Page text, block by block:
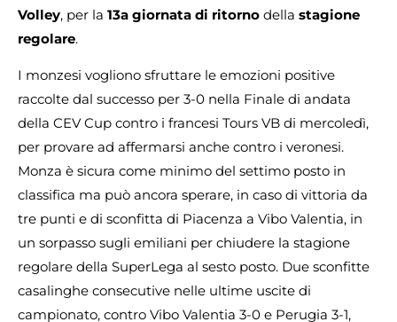
Volley, per la 13a giornata di ritorno della stagione
regolare.
I monzesi vogliono sfruttare le emozioni positive
raccolte dal successo per 3-0 nella Finale di andata
della CEV Cup contro i francesi Tours VB di mercoledì,
per provare ad affermarsi anche contro i veronesi.
Monza è sicura come minimo del settimo posto in
classifica ma può ancora sperare, in caso di vittoria da
tre punti e di sconfitta di Piacenza a Vibo Valentia, in
un sorpasso sugli emiliani per chiudere la stagione
regolare della SuperLega al sesto posto. Due sconfitte
casalinghe consecutive nelle ultime uscite di
campionato, contro Vibo Valentia 3-0 e Perugia 3-1,